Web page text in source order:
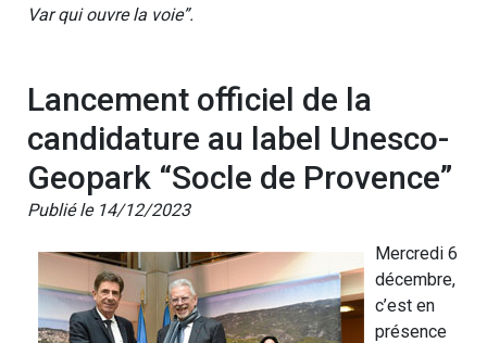
Var qui ouvre la voie”.
Lancement officiel de la
candidature au label Unesco-
Geopark “Socle de Provence”
Publié le 14/12/2023
Mercredi 6
décembre,
c’est en
présence